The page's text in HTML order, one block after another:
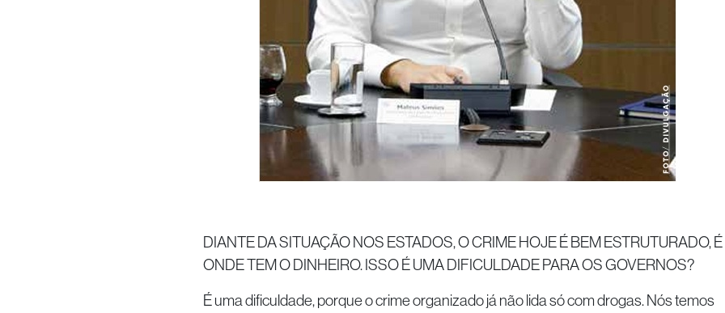
DIANTE DA SITUAÇÃO NOS ESTADOS, O CRIME HOJE É BEM ESTRUTURADO, É
ONDE TEM O DINHEIRO. ISSO É UMA DIFICULDADE PARA OS GOVERNOS?
É uma dificuldade, porque o crime organizado já não lida só com drogas. Nós temos